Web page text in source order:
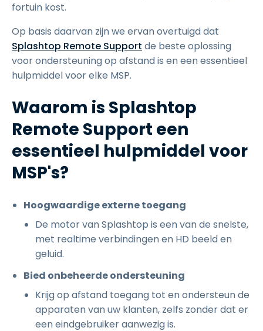
fortuin kost.
Op basis daarvan zijn we ervan overtuigd dat
Splashtop Remote Support de beste oplossing
voor ondersteuning op afstand is en een essentieel
hulpmiddel voor elke MSP.
Waarom is Splashtop
Remote Support een
essentieel hulpmiddel voor
MSP's?
Hoogwaardige externe toegang
De motor van Splashtop is een van de snelste,
met realtime verbindingen en HD beeld en
geluid.
Bied onbeheerde ondersteuning
Krijg op afstand toegang tot en ondersteun de
apparaten van uw klanten, zelfs zonder dat er
een eindgebruiker aanwezig is.